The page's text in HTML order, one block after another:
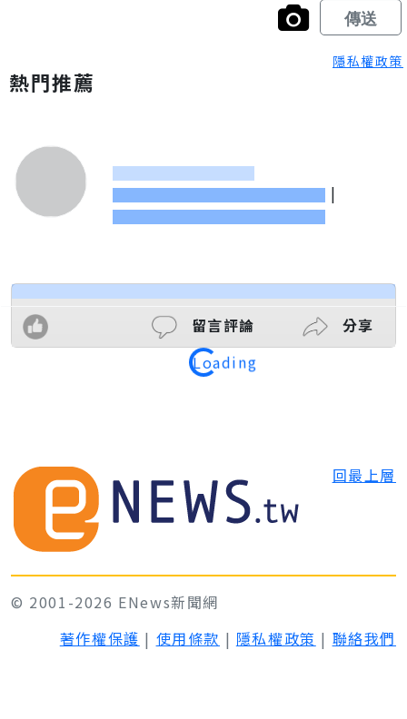
隱私權政策
熱門推薦
|
留言評論 分享
Loading
回最上層
© 2001-2026 ENews新聞網
著作權保護 | 使用條款 | 隱私權政策 | 聯絡我們